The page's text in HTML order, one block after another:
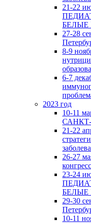
21-22
БЕЛЫЕ
27-28
8-9
6-7
2023 год
10-11
САНКТ-
21-22
26-27
23-24
БЕЛЫЕ
29-30
10-11